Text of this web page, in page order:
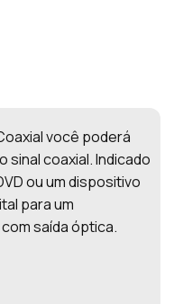
você poderá
coaxial. Indicado
ou um dispositivo
para um
saída óptica.